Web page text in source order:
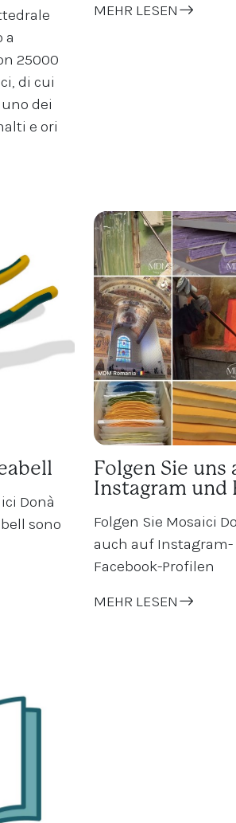
a
25000
di cui
dei
e ori
MEHR LESEN
Donà
sono
Folgen Sie uns
Instagram und
Folgen Sie Mosaici
auch auf Instagram-
Facebook-Profilen
MEHR LESEN